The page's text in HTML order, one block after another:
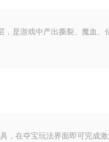
是游戏中产出撕裂、魔血、
，在夺宝玩法界面即可完成